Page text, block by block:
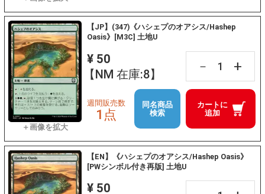
【JP】(347)《ハシェプのオアシス/Hashep
Oasis》[M3C] 土地U
¥ 50
【NM 在庫:8】
－ +
カートに
追加
週間販売数
1点
同名商品
検索
【EN】《ハシェプのオアシス/Hashep Oasis》
[PWシンボル付き再版] 土地U
¥ 50